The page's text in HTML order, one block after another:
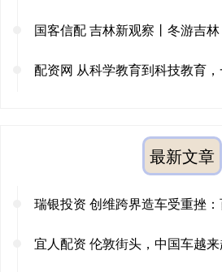
国客信配 吉林新观察丨冬游吉林
配资网 从科学教育到科技教育
最新文章
瑞银投资 创维跨界造车受重挫
宜人配资 伦敦街头，中国车越